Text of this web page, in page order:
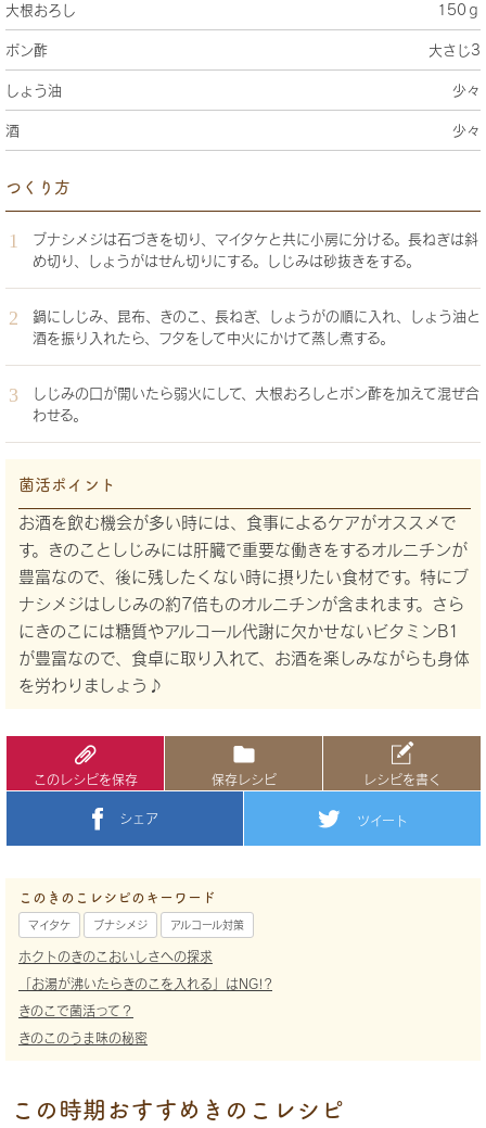
大根おろし 150ｇ
ポン酢 大さじ3
しょう油 少々
酒 少々
つくり方
ブナシメジは石づきを切り、マイタケと共に小房に分ける。長ねぎは斜
め切り、しょうがはせん切りにする。しじみは砂抜きをする。
鍋にしじみ、昆布、きのこ、長ねぎ、しょうがの順に入れ、しょう油と
酒を振り入れたら、フタをして中火にかけて蒸し煮する。
しじみの口が開いたら弱火にして、大根おろしとポン酢を加えて混ぜ合
わせる。
菌活ポイント
お酒を飲む機会が多い時には、食事によるケアがオススメで
す。きのことしじみには肝臓で重要な働きをするオルニチンが
豊富なので、後に残したくない時に摂りたい食材です。特にブ
ナシメジはしじみの約7倍ものオルニチンが含まれます。さら
にきのこには糖質やアルコール代謝に欠かせないビタミンB1
が豊富なので、食卓に取り入れて、お酒を楽しみながらも身体
を労わりましょう♪
このレシピを保存 保存レシピ レシピを書く
シェア ツイート
このきのこレシピのキーワード
マイタケ ブナシメジ アルコール対策
ホクトのきのこおいしさへの探求
「お湯が沸いたらきのこを入れる」はNG!?
きのこで菌活って？
きのこのうま味の秘密
この時期おすすめきのこレシピ